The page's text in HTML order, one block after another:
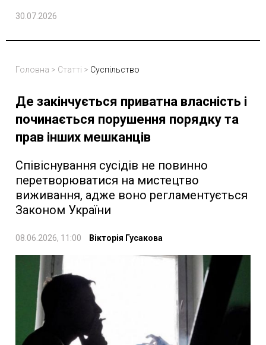
30.07.2026
Головна > Статті > Суспільство
Де закінчується приватна власність і
починається порушення порядку та
прав інших мешканців
Співіснування сусідів не повинно
перетворюватися на мистецтво
виживання, адже воно регламентується
Законом України
08.06.2026, 11:00 Вікторія Гусакова